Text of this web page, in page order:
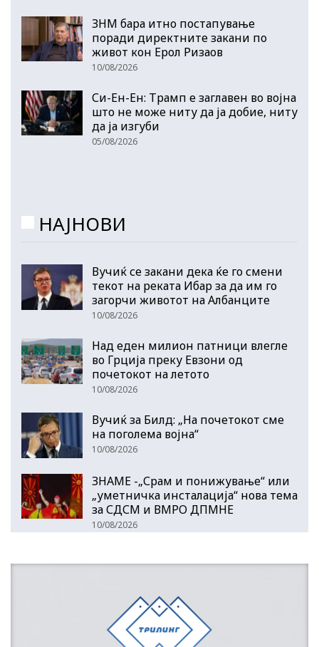
ЗНМ бара итно постапување
поради директните закани по
живот кон Ерол Ризаов
10/08/2026
Си-Ен-Ен: Трамп е заглавен во војна
што не може ниту да ја добие, ниту
да ја изгуби
05/08/2026
НАЈНОВИ
Вучиќ се закани дека ќе го смени
текот на реката Ибар за да им го
загорчи животот на Албанците
10/08/2026
Над еден милион патници влегле
во Грција преку Евзони од
почетокот на летото
10/08/2026
Вучиќ за Билд: „На почетокот сме
на поголема војна“
10/08/2026
ЗНАМЕ -„Срам и понижување“ или
„уметничка инсталација“ нова тема
за СДСМ и ВМРО ДПМНЕ
10/08/2026